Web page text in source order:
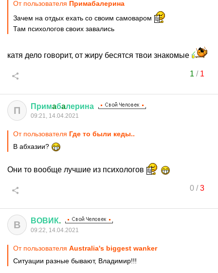
От пользователя Примaбaлерина
Зачем на отдых ехать со своим самоваром
Там психологов своих завались
катя дело говорит, от жиру бесятся твои знакомые
1 / 1
П Примaбaлерина
09:21, 14.04.2021
От пользователя Где то были кеды..
В абхазии?
Они то вообще лучшие из психологов
0/3
В ВОВИК.
09:22, 14.04.2021
От пользователя Australia's biggest wanker
Ситуации разные бывают, Владимир!!!